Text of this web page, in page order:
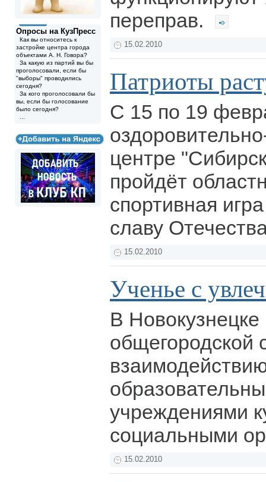
Опросы на КузПресс
Как вы относитесь к
застройке центра города
объектами А. Н. Говора?
За какую из партий вы бы
проголосовали, если бы
"выборы" проводились
сегодня?
За кого проголосовали бы
вы, если бы голосование
было сегодня?
переправ.
15.02.2010
Патриоты
С 15 по 19
центре
пройдёт
спортивная
славу
15.02.2010
Ученье с
В
общегородской
учреждениями
социальными
15.02.2010